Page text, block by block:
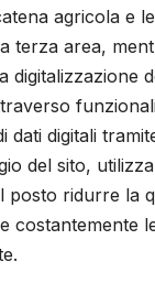
agricola e
terza area,
digitalizzazione
dati digitali
del sito,
posto ridurre la
costantemente